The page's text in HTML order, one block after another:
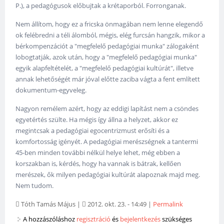
P.), a pedagógusok előbujtak a krétaporból. Forronganak.
Nem állítom, hogy ez a fricska önmagában nem lenne elegendő
ok felébredni a téli álomból, mégis, elég furcsán hangzik, mikor a
bérkompenzációt a "megfelelő pedagógiai munka" zálogaként
lobogtatják, azok után, hogy a "megfelelő pedagógiai munka"
egyik alapfeltételét, a "megfelelő pedagógiai kultúrát", illetve
annak lehetőségét már jóval előtte zaciba vágta a fent említett
dokumentum-egyveleg.
Nagyon remélem azért, hogy az eddigi lapítást nem a csöndes
egyetértés szülte. Ha mégis így állna a helyzet, akkor ez
megintcsak a pedagógiai egocentrizmust erősíti és a
komfortosság igényét. A pedagógiai merészségnek a tantermi
45-ben minden további nélkül helye lehet, még ebben a
korszakban is, kérdés, hogy ha vannak is bátrak, kellően
merészek, ők milyen pedagógiai kultúrát alapoznak majd meg.
Nem tudom.
Tóth Tamás Május | 2012. okt. 23. - 14:49 | Permalink
A hozzászóláshoz regisztráció és bejelentkezésszükséges